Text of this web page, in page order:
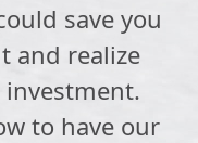
save you
and realize
to have our